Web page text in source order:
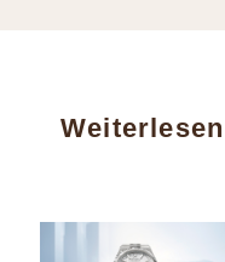
Weiterlesen